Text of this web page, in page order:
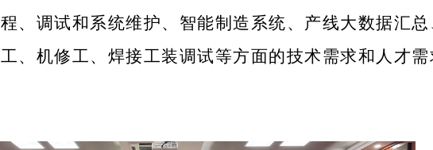
、调试和系统维护、智能制造系统、产线大数据汇
、机修工、焊接工装调试等方面的技术需求和人才需